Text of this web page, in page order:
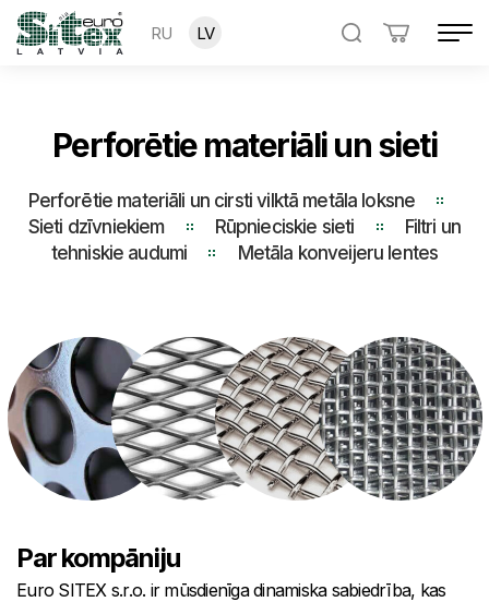
RU LV
Perforētie materiāli un sieti
Perforētie materiāli un сirsti vilktā metāla loksne
Sieti dzīvniekiem
Rūpnieciskie sieti
Filtri un
tehniskie audumi
Metāla konveijeru lentes
Par kompāniju
Euro SITEX s.r.o. ir mūsdienīga dinamiska sabiedrība, kas